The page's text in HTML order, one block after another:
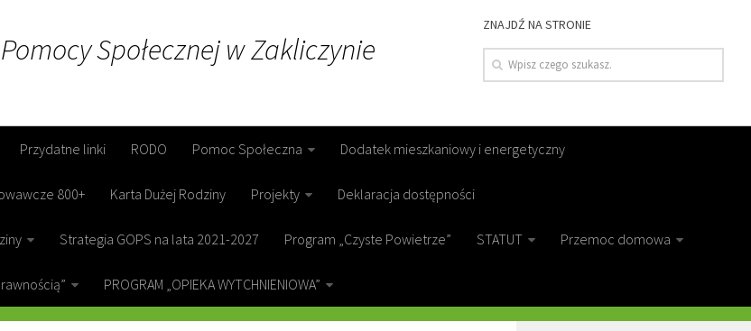
Społecznej w Zakliczynie
ZNAJDŹ NA STRONIE
Przydatne linki RODO Pomoc Społeczna Dodatek mieszkaniowy i energetyczny
800+ Karta Dużej Rodziny Projekty Deklaracja dostępności
Strategia GOPS na lata 2021-2027 Program „Czyste Powietrze” STATUT Przemoc domowa
PROGRAM „OPIEKA WYTCHNIENIOWA”